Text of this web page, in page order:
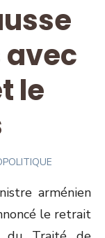
avec
le
arménien
le retrait